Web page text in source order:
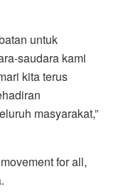
untuk
saudara kami
kita terus
masyarakat,”
for all,